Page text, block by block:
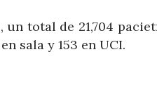
total de 21,704
sala y 153 en UCI.